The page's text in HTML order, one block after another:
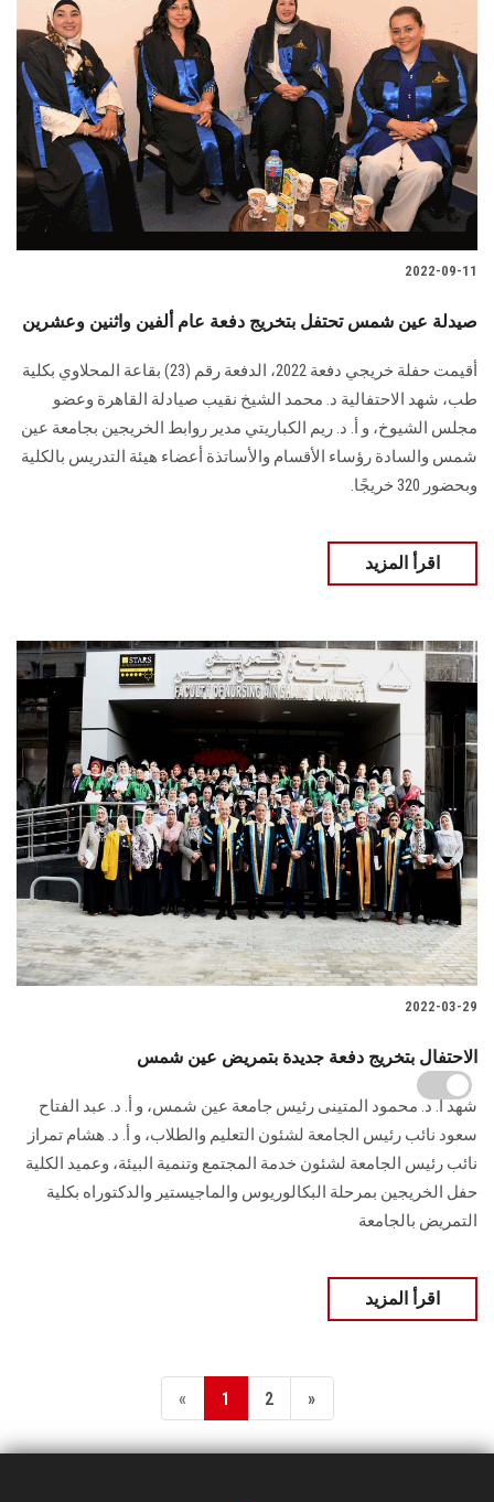
2022-09-11
صيدلة عين شمس تحتفل بتخريج دفعة عام ألفين واثنين وعشرين
أقيمت حفلة خريجي دفعة 2022، الدفعة رقم (23) بقاعة المحلاوي بكلية
طب، شهد الاحتفالية د. محمد الشيخ نقيب صيادلة القاهرة وعضو
مجلس الشيوخ، و أ. د. ريم الكباريتي مدير روابط الخريجين بجامعة عين
شمس والسادة رؤساء الأقسام والأساتذة أعضاء هيئة التدريس بالكلية
وبحضور 320 خريجًا.
اقرأ المزيد
2022-03-29
الاحتفال بتخريج دفعة جديدة بتمريض عين شمس
شهد أ. د. محمود المتينى رئيس جامعة عين شمس، و أ. د. عبد الفتاح
سعود نائب رئيس الجامعة لشئون التعليم والطلاب، و أ. د. هشام تمراز
نائب رئيس الجامعة لشئون خدمة المجتمع وتنمية البيئة، وعميد الكلية
حفل الخريجين بمرحلة البكالوريوس والماجيستير والدكتوراه بكلية
التمريض بالجامعة
اقرأ المزيد
« 1 2 »